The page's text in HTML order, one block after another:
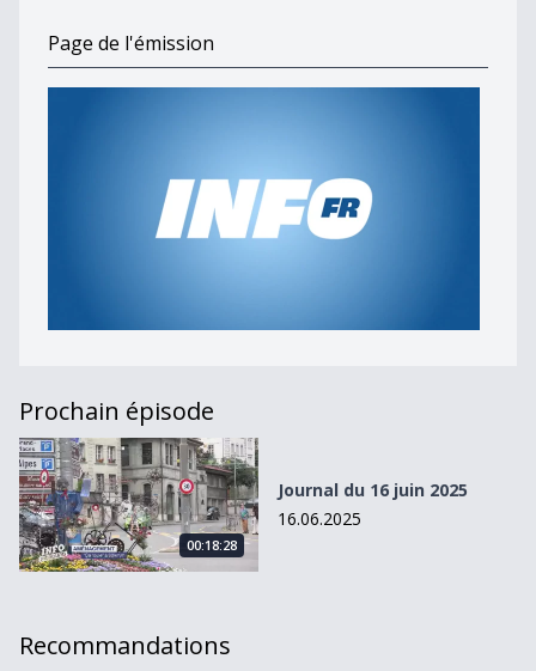
Page de l'émission
Prochain épisode
Journal du 16 juin 2025
00:18:28
Journal du 16 juin 2025
16.06.2025
Recommandations